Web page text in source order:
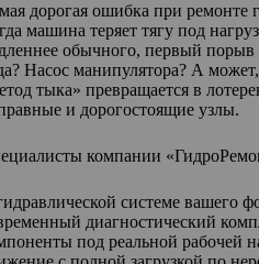
дорогая ошибка при ремонте
машина теряет тягу под
обычного, первый порыв
Насос манипулятора? А
тыка» превращается в
и дорогостоящие узлы.
компании
системе вашего
диагностический
под реальной рабочей